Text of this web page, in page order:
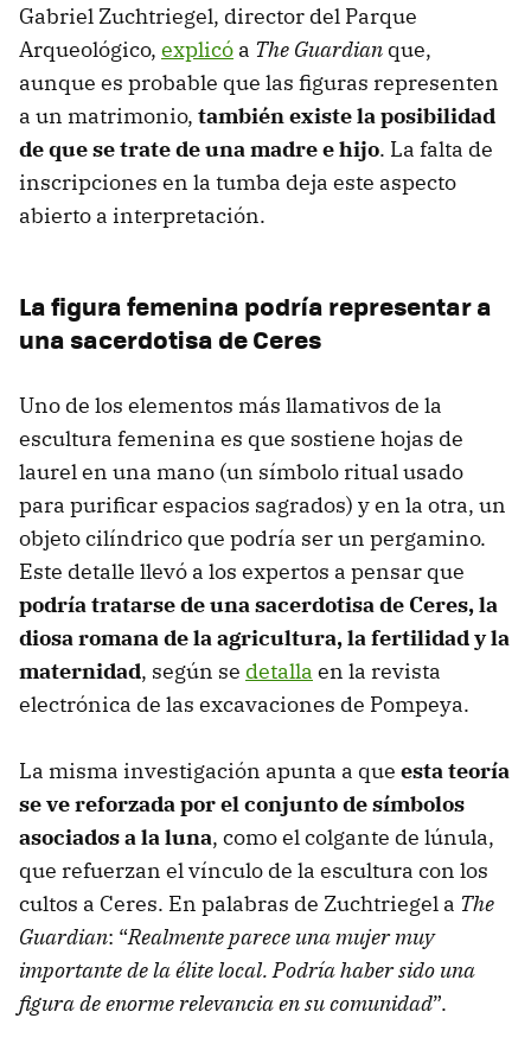
Gabriel Zuchtriegel, director del Parque
Arqueológico, explicó a The Guardian que,
aunque es probable que las figuras representen
a un matrimonio, también existe la posibilidad
de que se trate de una madre e hijo. La falta de
inscripciones en la tumba deja este aspecto
abierto a interpretación.
La figura femenina podría representar a
una sacerdotisa de Ceres
Uno de los elementos más llamativos de la
escultura femenina es que sostiene hojas de
laurel en una mano (un símbolo ritual usado
para purificar espacios sagrados) y en la otra, un
objeto cilíndrico que podría ser un pergamino.
Este detalle llevó a los expertos a pensar que
podría tratarse de una sacerdotisa de Ceres, la
diosa romana de la agricultura, la fertilidad y la
maternidad, según se detalla en la revista
electrónica de las excavaciones de Pompeya.
La misma investigación apunta a que esta teoría
se ve reforzada por el conjunto de símbolos
asociados a la luna, como el colgante de lúnula,
que refuerzan el vínculo de la escultura con los
cultos a Ceres. En palabras de Zuchtriegel a The
Guardian: “Realmente parece una mujer muy
importante de la élite local. Podría haber sido una
figura de enorme relevancia en su comunidad”.